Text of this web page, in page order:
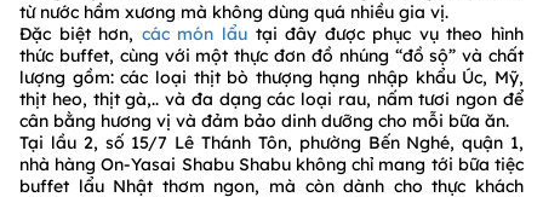
từ nước hầm xương mà không dùng quá nhiều gia vị.
Đặc biệt hơn, các món lẩutại đây được phục vụ theo hình
thức buffet, cùng với một thực đơn đồ nhúng “đồ sộ” và chất
lượng gồm: các loại thịt bò thượng hạng nhập khẩu Úc, Mỹ,
thịt heo, thịt gà,.. và đa dạng các loại rau, nấm tươi ngon để
cân bằng hương vị và đảm bảo dinh dưỡng cho mỗi bữa ăn.
Tại lầu 2, số 15/7 Lê Thánh Tôn, phường Bến Nghé, quận 1,
nhà hàng On-Yasai Shabu Shabu không chỉ mang tới bữa tiệc
buffet lẩu Nhật thơm ngon, mà còn dành cho thực khách